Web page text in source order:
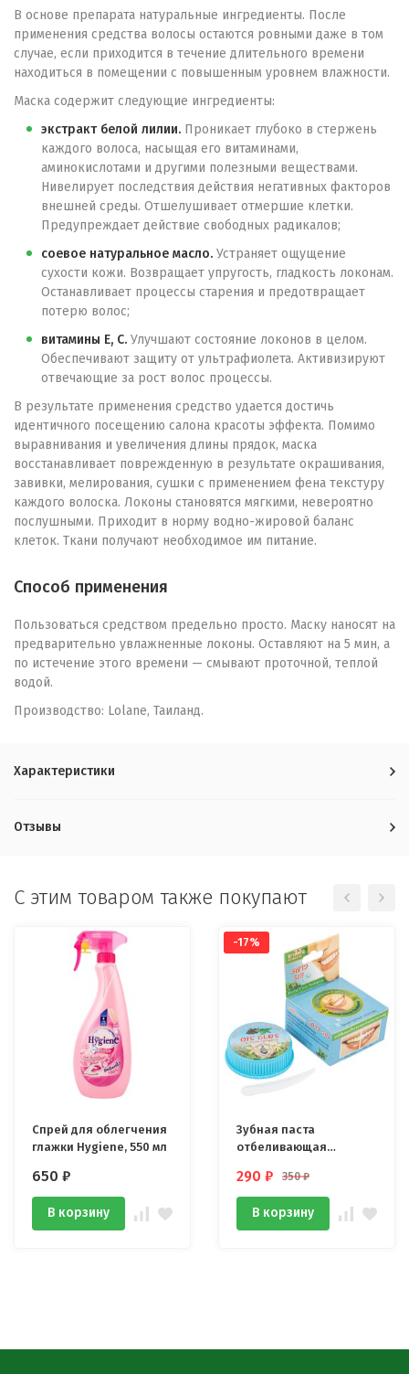
В основе препарата натуральные ингредиенты. После
применения средства волосы остаются ровными даже в том
случае, если приходится в течение длительного времени
находиться в помещении с повышенным уровнем влажности.
Маска содержит следующие ингредиенты:
экстракт белой лилии. Проникает глубоко в стержень
каждого волоса, насыщая его витаминами,
аминокислотами и другими полезными веществами.
Нивелирует последствия действия негативных факторов
внешней среды. Отшелушивает отмершие клетки.
Предупреждает действие свободных радикалов;
соевое натуральное масло. Устраняет ощущение
сухости кожи. Возвращает упругость, гладкость локонам.
Останавливает процессы старения и предотвращает
потерю волос;
витамины E, C. Улучшают состояние локонов в целом.
Обеспечивают защиту от ультрафиолета. Активизируют
отвечающие за рост волос процессы.
В результате применения средство удается достичь
идентичного посещению салона красоты эффекта. Помимо
выравнивания и увеличения длины прядок, маска
восстанавливает поврежденную в результате окрашивания,
завивки, мелирования, сушки с применением фена текстуру
каждого волоска. Локоны становятся мягкими, невероятно
послушными. Приходит в норму водно-жировой баланс
клеток. Ткани получают необходимое им питание.
Способ применения
Пользоваться средством предельно просто. Маску наносят на
предварительно увлажненные локоны. Оставляют на 5 мин, а
по истечение этого времени — смывают проточной, теплой
водой.
Производство: Lolane, Таиланд.
Характеристики
Отзывы
C этим товаром также покупают
Спрей для облегчения
глажки Hygiene, 550 мл
650 ₽
В корзину
-17%
Зубная паста
отбеливающая
травяная 5STAR 25 гр
290 ₽ 350₽
В корзину